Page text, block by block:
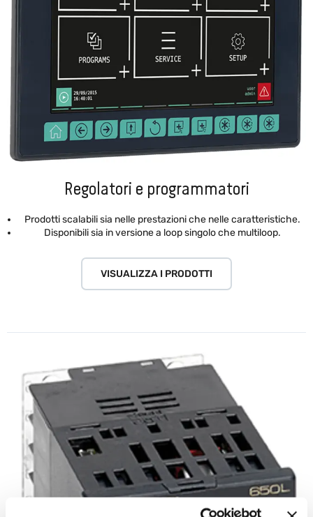
Regolatori e programmatori
Prodotti scalabili sia nelle prestazioni che nelle caratteristiche.
Disponibili sia in versione a loop singolo che multiloop.
VISUALIZZA I PRODOTTI